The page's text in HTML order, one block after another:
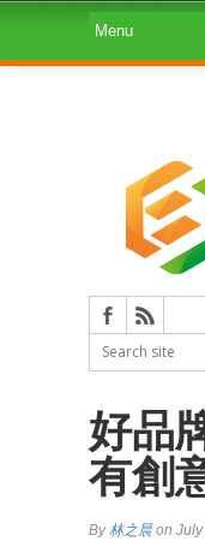
好品
有創
By林之晨 on